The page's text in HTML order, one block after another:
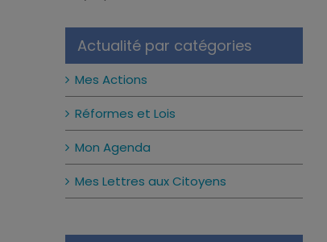
Actualité par catégories
Mes Actions
Réformes et Lois
Mon Agenda
Mes Lettres aux Citoyens